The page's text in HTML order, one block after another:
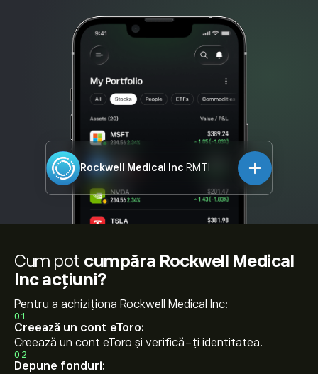
Rockwell Medical Inc RMTI
Cum pot cumpăra Rockwell Medical
Inc acțiuni?
Pentru a achiziționa Rockwell Medical Inc:
01
Creează un cont eToro:
Creează un cont eToro și verifică-ți identitatea.
02
Depune fonduri: